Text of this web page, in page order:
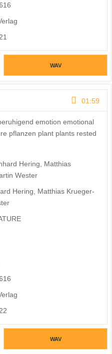
WAV
01:59
emotion emotional
pflanzen plant plants rested
Hering, Matthias
Wester
Hering, Matthias Krueger-
WAV